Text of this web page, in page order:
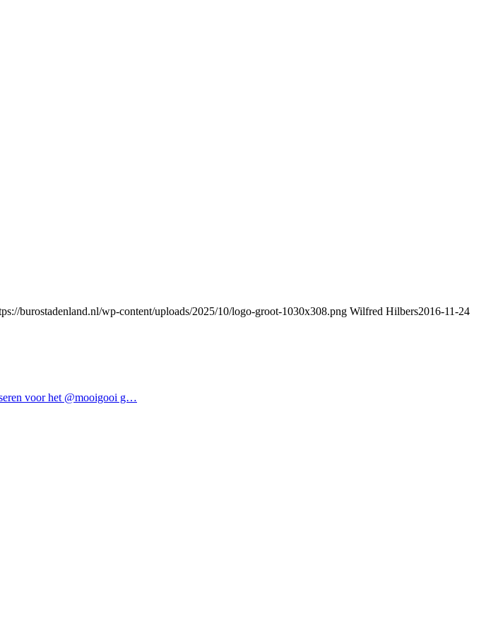
burostadenland.nl/wp-content/uploads/2025/10/logo-groot-1030x308.png Wilfred Hilbers2016-11-24
voor het @mooigooi g…